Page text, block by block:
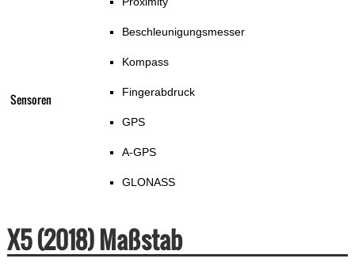
Sensoren
Beschleunigungsmesser
Kompass
Fingerabdruck
GPS
A-GPS
GLONASS
X5 (2018) Maßstab